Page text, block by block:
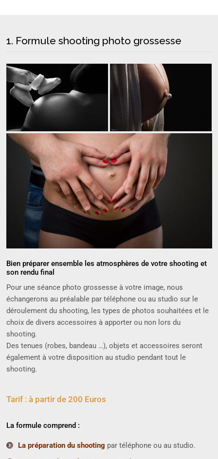
1. Formule shooting photo grossesse
Bien préparer ensemble les atmosphères de votre shooting et
son rendu final
Pour une séance photo grossesse à votre image, nous
échangerons au préalable par téléphone ou au studio sur le
déroulement du shooting, les types de photos souhaitées et le
choix de divers accessoires à apporter ou non lors du
shooting.
Des tenues (robes, bandeau …), objets et accessoires seront
également à votre disposition au studio pendant tout le
shooting.
Tarif : à partir de 200 Euros
La formule comprend :
La préparation du shooting par téléphone ou au studio.